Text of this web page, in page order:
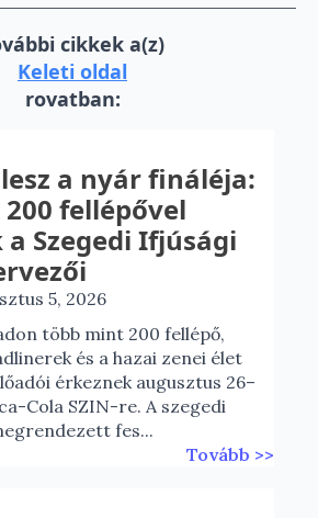
cikkek a(z)
Keleti oldal
rovatban:
a nyár fináléja:
fellépővel
Szegedi Ifjúsági
5, 2026
több mint 200 fellépő,
és a hazai zenei élet
érkeznek augusztus 26–
Cola SZIN-re. A szegedi
fes...
Tovább >>